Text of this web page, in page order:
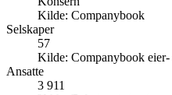
Kilde: Companybook
Selskaper
57
Kilde: Companybook
Ansatte
3 911